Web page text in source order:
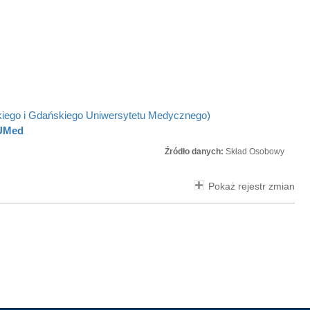
i Gdańskiego Uniwersytetu Medycznego)
Źródło danych: Skład Osobowy
Pokaż rejestr zmian